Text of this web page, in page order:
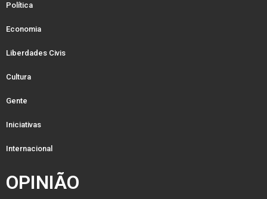
Política
Economia
Liberdades Civis
Cultura
Gente
Iniciativas
Internacional
OPINIÃO